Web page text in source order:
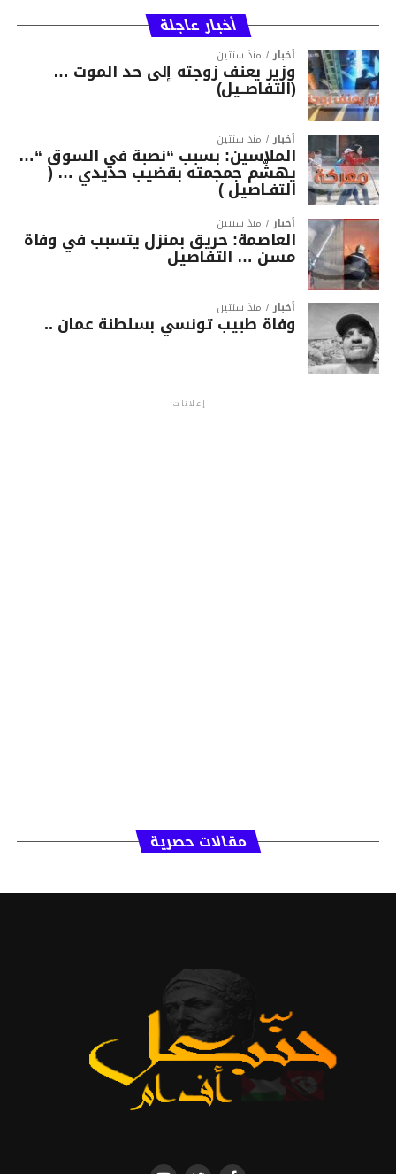
أخبار عاجلة
أخبار منذ سنتين
وزير يعنف زوجته إلى حد الموت …
(التفاصــيل)
أخبار منذ سنتين
الملاسين: بسبب “نصبة في السوق “…
يهشّم جمجمته بقضيب حديدي … (
التفـاصيل )
أخبار منذ سنتين
العاصمة: حريق بمنزل يتسبب في وفاة
مسن … التفاصيل
أخبار منذ سنتين
وفاة طبيب تونسي بسلطنة عمان ..
إعلانات
مقالات حصرية